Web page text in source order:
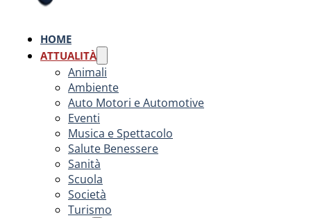
HOME
ATTUALITÀ
Animali
Ambiente
Auto Motori e Automotive
Eventi
Musica e Spettacolo
Salute Benessere
Sanità
Scuola
Società
Turismo